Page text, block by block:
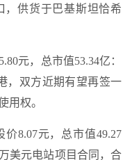
，供货于巴基斯坦恰希
元，总市值53.34亿：
，双方近期有望再签一
用权。
价8.07元，总市值49.27
美元电站项目合同，合